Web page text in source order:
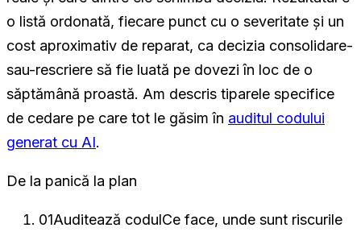
o listă ordonată, fiecare punct cu o severitate și un
cost aproximativ de reparat, ca decizia consolidare-
sau-rescriere să fie luată pe dovezi în loc de o
săptămână proastă. Am descris tiparele specifice
de cedare pe care tot le găsim în auditul codului
generat cu AI.
De la panică la plan
01Auditează codulCe face, unde sunt riscurile